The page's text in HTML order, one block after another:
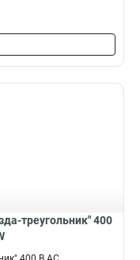
треугольник" 400